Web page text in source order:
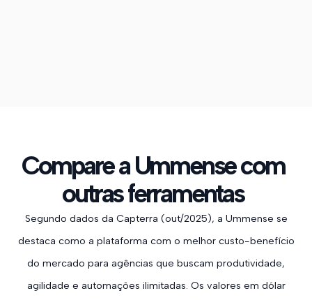
Compare a Ummense com
outras ferramentas
Segundo dados da Capterra (out/2025), a Ummense se
destaca como a plataforma com o melhor custo-benefício
do mercado para agências que buscam produtividade,
agilidade e automações ilimitadas. Os valores em dólar